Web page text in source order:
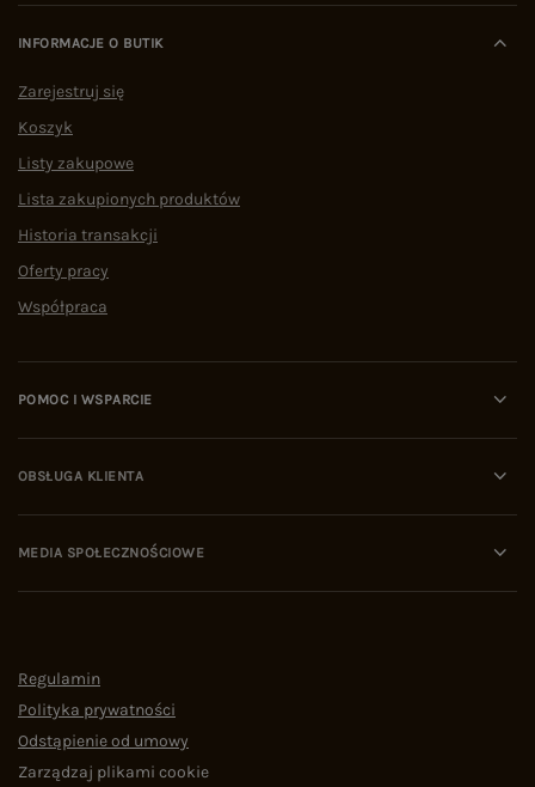
INFORMACJE O BUTIK
Zarejestruj się
Koszyk
Listy zakupowe
Lista zakupionych produktów
Historia transakcji
Oferty pracy
Współpraca
POMOC I WSPARCIE
OBSŁUGA KLIENTA
MEDIA SPOŁECZNOŚCIOWE
Regulamin
Polityka prywatności
Odstąpienie od umowy
Zarządzaj plikami cookie